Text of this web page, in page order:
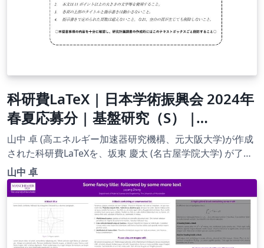
科研費LaTeX | 日本学術振興会 2024年
春夏応募分 | 基盤研究（S） |
2024.04.12
山中 卓 (高エネルギー加速器研究機構、元大阪大学)が作成
された科研費LaTeXを、坂東 慶太 (名古屋学院大学) が了承
を得てテンプレート登録しています。 詳細はこちら↓をご
確認ください。 http://osksn2.hep.sci.osaka-
u.ac.jp/~taku/kakenhiLaTeX/
山中 卓